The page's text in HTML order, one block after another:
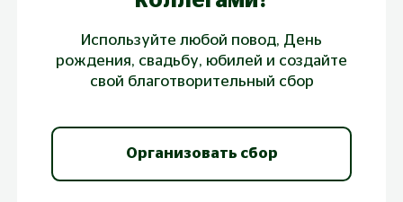
фондом
Проводите авторские лекции или
Готовы выступить с благотворительной
инициативой на работе
Путешествуете по России и готовы
Используйте любой повод, День
рождения, свадьбу, юбилей и создайте
свой благотворительный сбор
Организовать сбор